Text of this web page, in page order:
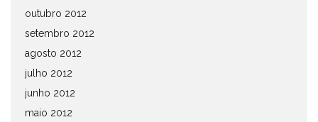
outubro 2012
setembro 2012
agosto 2012
julho 2012
junho 2012
maio 2012